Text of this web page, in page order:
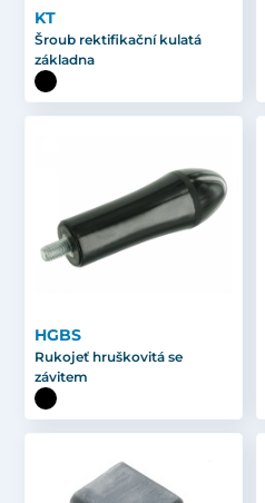
KT
Šroub rektifikační kulatá
základna
HGBS
Rukojeť hruškovitá se
závitem